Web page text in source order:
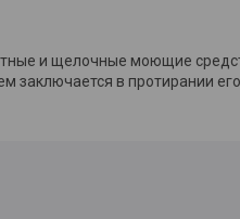
и щелочные моющие
заключается в протирании